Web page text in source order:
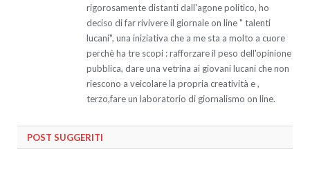
rigorosamente distanti dall'agone politico, ho
deciso di far rivivere il giornale on line " talenti
lucani", una iniziativa che a me sta a molto a cuore
perchè ha tre scopi : rafforzare il peso dell'opinione
pubblica, dare una vetrina ai giovani lucani che non
riescono a veicolare la propria creatività e ,
terzo,fare un laboratorio di giornalismo on line.
POST SUGGERITI